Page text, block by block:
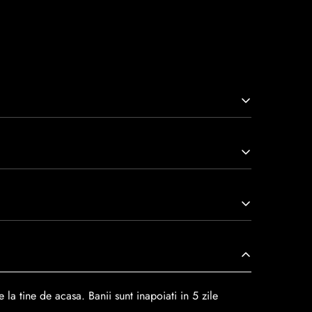
nu doar pantofi, ci opere de artă care transcend
la tine de acasa. Banii sunt inapoiati in 5 zile